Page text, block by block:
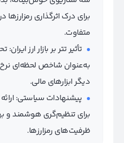
برای درک اثرگذاری
متفاوت.
تأثیر تتر بر بازار ارز
به‌عنوان شاخص لحظه‌ای نرخ
دیگر ابزارهای مالی.
پیشنهادات سیاستی:
برای تنظیم‌گری هوشمند و
ظرفیت‌های رمزارزها.